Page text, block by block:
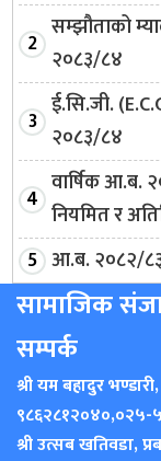
सम्झौताको
२०८३/८४
ई.सि.जी.
२०८३/८४
वार्षिक आ.ब.
नियमित र
आ.ब. २०८२/८३
सामाजिक
सम्पर्क
श्री यम बहादुर
९८६२८१२०४०,०२५-
श्री उत्सब खतिवडा,